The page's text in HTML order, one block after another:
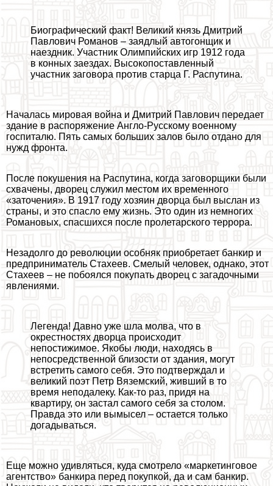
Биографический факт! Великий князь Дмитрий
Павлович Романов – заядлый автогонщик и
наездник. Участник Олимпийских игр 1912 года
в конных заездах. Высокопоставленный
участник заговора против старца Г. Распутина.
Началась мировая война и Дмитрий Павлович передает
здание в распоряжение Англо-Русскому военному
госпиталю. Пять самых больших залов было отдано для
нужд фронта.
После покушения на Распутина, когда заговорщики были
схвачены, дворец служил местом их временного
«заточения». В 1917 году хозяин дворца был выслан из
страны, и это спасло ему жизнь. Это один из немногих
Романовых, спасшихся после пролетарского террора.
Незадолго до революции особняк приобретает банкир и
предприниматель Стахеев. Смелый человек, однако, этот
Стахеев – не побоялся покупать дворец с загадочными
явлениями.
Легенда! Давно уже шла молва, что в
окрестностях дворца происходит
непостижимое. Якобы люди, находясь в
непосредственной близости от здания, могут
встретить самого себя. Это подтверждал и
великий поэт Петр Вяземский, живший в то
время неподалеку. Как-то раз, придя на
квартиру, он застал самого себя за столом.
Правда это или вымысел – остается только
догадываться.
Еще можно удивляться, куда смотрело «маркетинговое
агентство» банкира перед покупкой, да и сам банкир.